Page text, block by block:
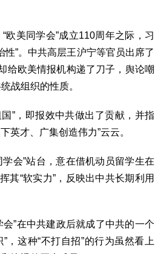
美同学会”成立110周年之际，习
性”。中共高层王沪宁等官员出席了
给欧美情报机构递了刀子，舆论嘲
战组织的性质。
”，即报效中共做出了贡献，并指
英才、广集创造伟力”云云。
会”站台，意在借机动员留学生在
其“软实力”，反映出中共长期利用
”在中共建政后就成了中共的一个
，这种“不打自招”的行为虽然看上